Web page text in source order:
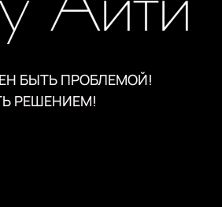
БЫТЬ ПРОБЛЕМОЙ!
РЕШЕНИЕМ!